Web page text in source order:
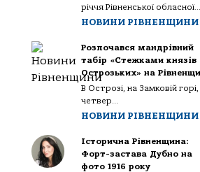
річчя Рівненської обласної...
НОВИНИ РІВНЕНЩИНИ
Розпочався мандрівний
табір «Стежками князів
Острозьких» на
В Острозі, на Замковій горі,
четвер...
НОВИНИ РІВНЕНЩИНИ
Історична Рівненщина:
Форт-застава Дубно на
фото 1916 року